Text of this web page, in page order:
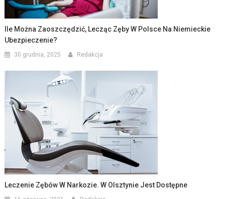
Ile Można Zaoszczędzić, Lecząc Zęby W Polsce Na Niemieckie
Ubezpieczenie?
30 grudnia, 2025 Redakcja
Leczenie Zębów W Narkozie. W Olsztynie Jest Dostępne